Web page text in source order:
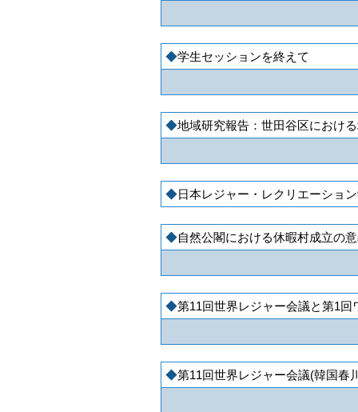
学生セッションを終えて
地域研究報告：世田谷区におけ
日本レジャー・レクリエーショ
自然公閣における休暇村成立の
第11回世界レジャー会議と第1
第11回世界レジャー会議(韓国春